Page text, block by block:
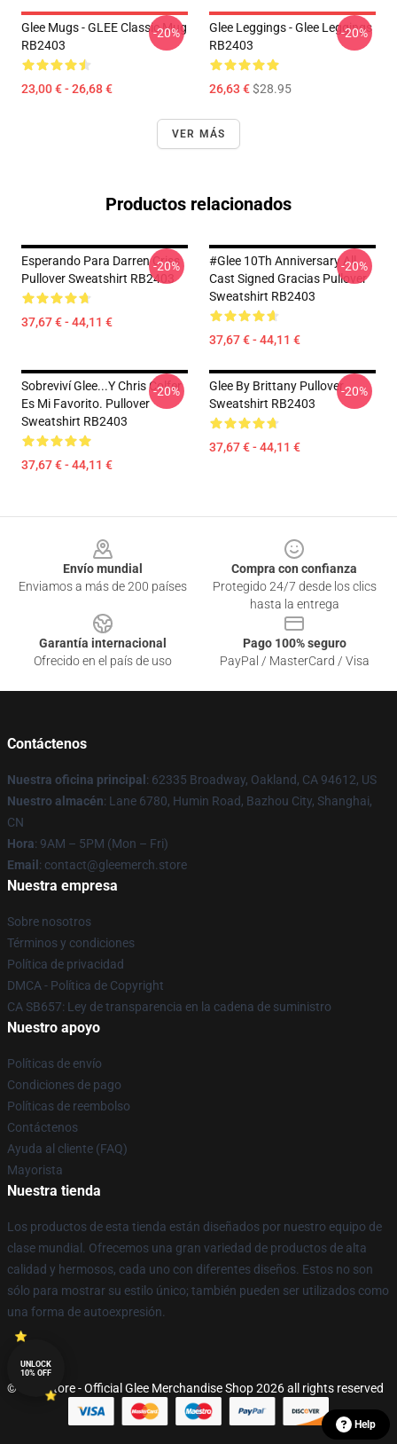
Glee Mugs - GLEE Classic Mug
RB2403
23,00 € - 26,68 €
-20%
Glee Leggings - Glee Leggings
RB2403
26,63 €$28.95
-20%
VER MÁS
Productos relacionados
Esperando Para Darren Criss
Pullover Sweatshirt RB2403
37,67 € - 44,11 €
-20%
#Glee 10Th Anniversary All
Cast Signed Gracias Pullover
Sweatshirt RB2403
37,67 € - 44,11 €
-20%
Sobreviví Glee...y Chris Colfer
Es Mi Favorito. Pullover
Sweatshirt RB2403
37,67 € - 44,11 €
-20%
Glee By Brittany Pullover
Sweatshirt RB2403
37,67 € - 44,11 €
-20%
Envío mundial
Enviamos a más de 200 países
Compra con confianza
Protegido 24/7 desde los clics
hasta la entrega
Garantía internacional
Ofrecido en el país de uso
Pago 100% seguro
PayPal / MasterCard / Visa
Contáctenos
Nuestra oficina principal : 62335 Broadway, Oakland, CA 94612, US
Nuestro almacén: Lane 6780, Humin Road, Bazhou City, Shanghai,
CN
Hora: 9AM – 5PM (Mon – Fri)
Email : contact@gleemerch.store
Nuestra empresa
Sobre nosotros
Términos y condiciones
Política de privacidad
DMCA - Política de Copyright
CA SB657: Ley de transparencia en la cadena de suministro
Nuestro apoyo
Políticas de envío
Condiciones de pago
Políticas de reembolso
Contáctenos
Ayuda al cliente (FAQ)
Mayorista
Nuestra tienda
Los productos de esta tienda están diseñados por nuestro equipo de
clase mundial. Ofrecemos una gran variedad de productos de alta
calidad y hermosos, cada uno con diferentes diseños. Estos no son
sólo para mostrar su estilo único; también pueden ser utilizados como
una forma de autoexpresión.
© Glee Store - Official Glee Merchandise Shop 2026 all rights reserved
UNLOCK
10% OFF
Help